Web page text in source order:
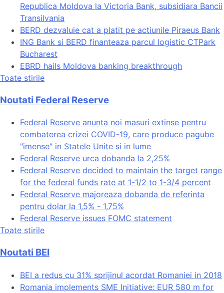
Republica Moldova la Victoria Bank, subsidiara Bancii
Transilvania
BERD dezvaluie cat a platit pe actiunile Piraeus Bank
ING Bank si BERD finanteaza parcul logistic CTPark
Bucharest
EBRD hails Moldova banking breakthrough
Toate stirile
Noutati Federal Reserve
Federal Reserve anunta noi masuri extinse pentru
combaterea crizei COVID-19, care produce pagube
"imense" in Statele Unite si in lume
Federal Reserve urca dobanda la 2,25%
Federal Reserve decided to maintain the target range
for the federal funds rate at 1-1/2 to 1-3/4 percent
Federal Reserve majoreaza dobanda de referinta
pentru dolar la 1,5% - 1,75%
Federal Reserve issues FOMC statement
Toate stirile
Noutati BEI
BEI a redus cu 31% sprijinul acordat Romaniei in 2018
Romania implements SME Initiative: EUR 580 m for